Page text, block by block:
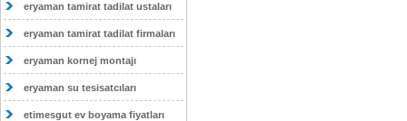
eryaman tamirat tadilat ustaları
eryaman tamirat tadilat firmaları
eryaman kornej montajı
eryaman su tesisatcıları
etimesgut ev boyama fiyatları